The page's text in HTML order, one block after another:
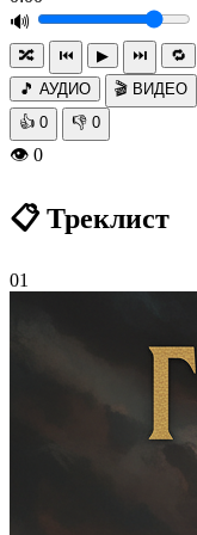
🔊
🔀 ⏮ ▶ ⏭
🔁
🎵 АУДИО
🎬 ВИДЕО
👍 0 👎 0
👁️ 0
📋 Треклист
01